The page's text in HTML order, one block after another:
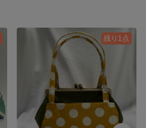
残り1点